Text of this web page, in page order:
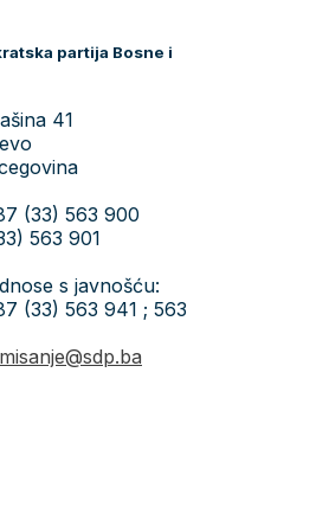
partija Bosne i
41
(33) 563 900
563 901
s javnošću:
(33) 563 941 ; 563